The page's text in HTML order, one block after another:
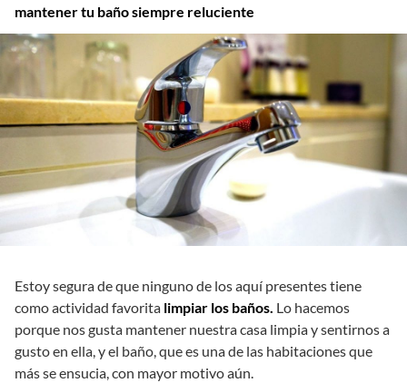
mantener tu baño siempre reluciente
Estoy segura de que ninguno de los aquí presentes tiene
como actividad favorita limpiar los baños. Lo hacemos
porque nos gusta mantener nuestra casa limpia y sentirnos a
gusto en ella, y el baño, que es una de las habitaciones que
más se ensucia, con mayor motivo aún.